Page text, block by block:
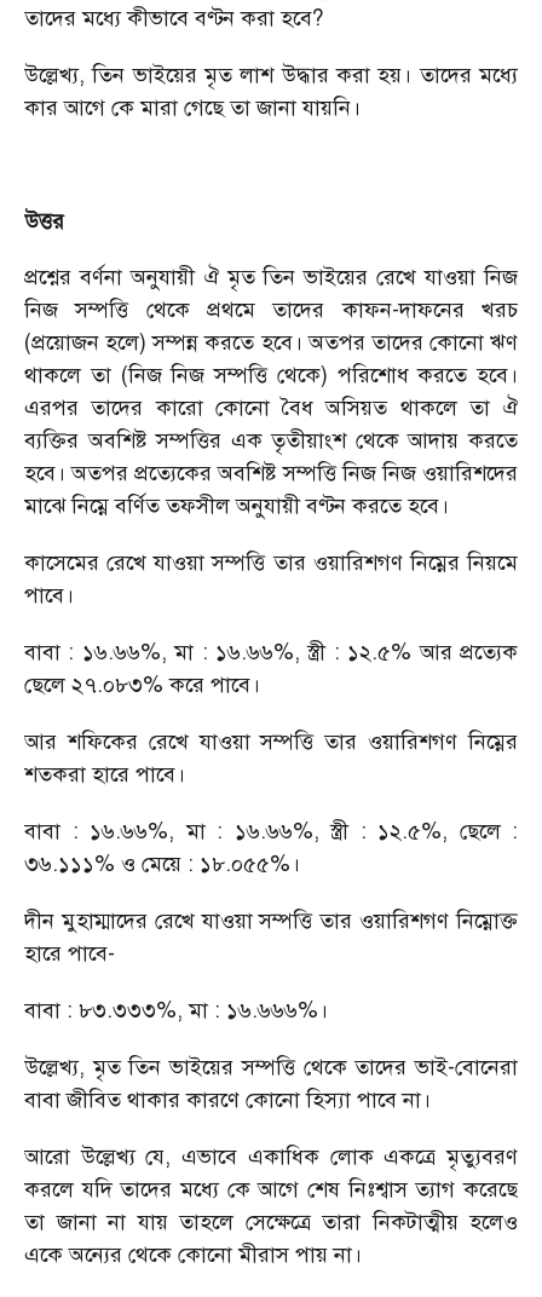
তাদের মধ্যে কীভাবে বণ্টন করা হবে?
উল্লেখ্য,তিন ভাইয়ের মৃত লাশ উদ্ধার করা হয়। তাদের মধ্যে
কার আগে কে মারা গেছে তা জানা যায়নি।
উত্তর
প্রশ্নের বর্ণনা অনুযায়ী ঐ মৃত তিন ভাইয়ের রেখে যাওয়া নিজ
নিজ সম্পত্তি থেকে প্রথমে তাদের কাফন-দাফনের খরচ
(প্রয়োজন হলে) সম্পন্ন করতে হবে। অতপর তাদের কোনো ঋণ
থাকলে তা (নিজ নিজ সম্পত্তি থেকে) পরিশোধ করতে হবে।
এরপর তাদের কারো কোনো বৈধ অসিয়ত থাকলে তা ঐ
ব্যক্তির অবশিষ্ট সম্পত্তির এক তৃতীয়াংশ থেকে আদায় করতে
হবে। অতপর প্রত্যেকের অবশিষ্ট সম্পত্তি নিজ নিজ ওয়ারিশদের
মাঝে নিম্নে বর্ণিত তফসীল অনুযায়ী বণ্টন করতে হবে।
কাসেমের রেখে যাওয়া সম্পত্তি তার ওয়ারিশগণ নিম্নের নিয়মে
পাবে।
বাবা : ১৬.৬৬%,মা : ১৬.৬৬%,স্ত্রী : ১২.৫% আর প্রত্যেক
ছেলে ২৭.০৮৩% করে পাবে।
আর শফিকের রেখে যাওয়া সম্পত্তি তার ওয়ারিশগণ নিম্নের
শতকরা হারে পাবে।
বাবা : ১৬.৬৬%,মা : ১৬.৬৬%,স্ত্রী : ১২.৫%, ছেলে :
৩৬.১১১% ও মেয়ে : ১৮.০৫৫%।
দীন মুহাম্মাদের রেখে যাওয়া সম্পত্তি তার ওয়ারিশগণ নিম্নোক্ত
হারে পাবে-
বাবা : ৮৩.৩৩৩%,মা : ১৬.৬৬৬%।
উল্লেখ্য,মৃত তিন ভাইয়ের সম্পত্তি থেকে তাদের ভাই-বোনেরা
বাবা জীবিত থাকার কারণে কোনো হিস্যা পাবে না।
আরো উল্লেখ্য যে,এভাবে একাধিক লোক একত্রে মৃত্যুবরণ
করলে যদি তাদের মধ্যে কে আগে শেষ নিঃশ্বাস ত্যাগ করেছে
তা জানা না যায় তাহলে সেক্ষেত্রে তারা নিকটাত্মীয় হলেও
একে অন্যের থেকে কোনো মীরাস পায় না।